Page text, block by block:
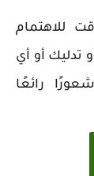
للاهتمام
أو أي
رائعًا